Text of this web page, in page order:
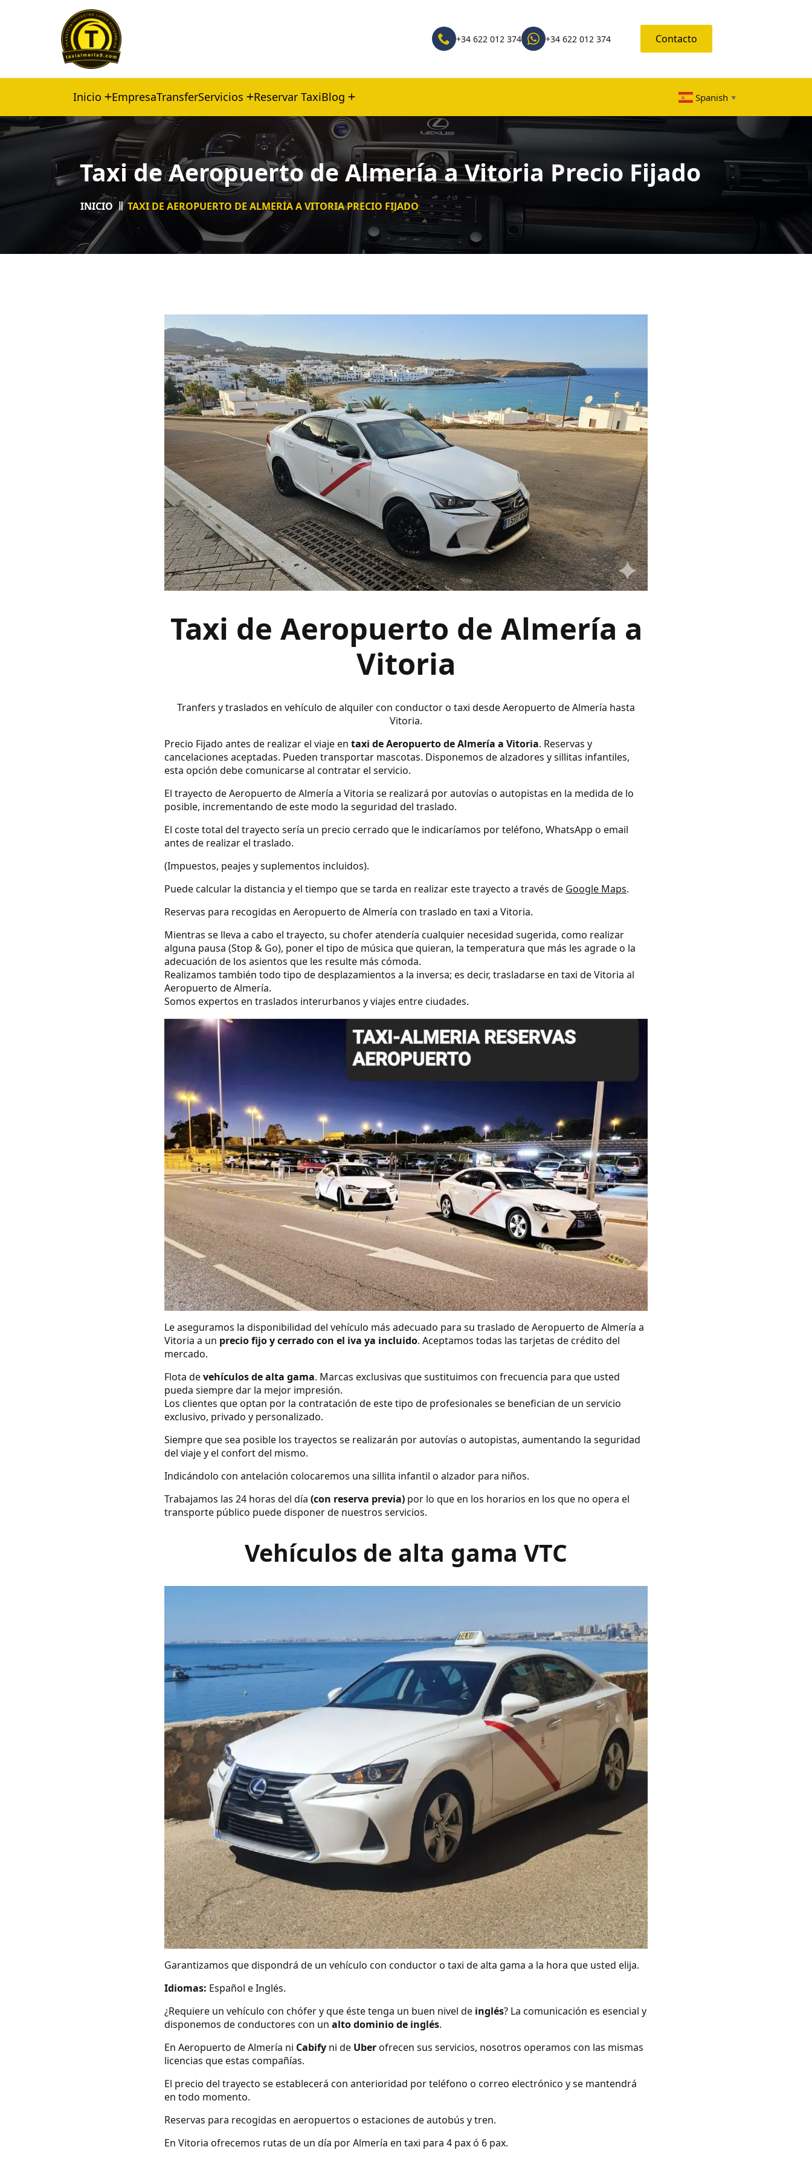
+34 622 012 374 +34 622 012 374 Contacto
Inicio EmpresaTransferServicios Reservar TaxiBlog Spanish ▼
Taxi de Aeropuerto de Almería a Vitoria Precio Fijado
INICIO TAXI DE AEROPUERTO DE ALMERÍA A VITORIA PRECIO FIJADO
Taxi de Aeropuerto de Almería a
Vitoria
Tranfers y traslados en vehículo de alquiler con conductor o taxi desde Aeropuerto de Almería hasta
Vitoria.
Precio Fijado antes de realizar el viaje en taxi de Aeropuerto de Almería a Vitoria. Reservas y
cancelaciones aceptadas. Pueden transportar mascotas. Disponemos de alzadores y sillitas infantiles,
esta opción debe comunicarse al contratar el servicio.
El trayecto de Aeropuerto de Almería a Vitoria se realizará por autovías o autopistas en la medida de lo
posible, incrementando de este modo la seguridad del traslado.
El coste total del trayecto sería un precio cerrado que le indicaríamos por teléfono, WhatsApp o email
antes de realizar el traslado.
(Impuestos, peajes y suplementos incluidos).
Puede calcular la distancia y el tiempo que se tarda en realizar este trayecto a través de Google Maps.
Reservas para recogidas en Aeropuerto de Almería con traslado en taxi a Vitoria.
Mientras se lleva a cabo el trayecto, su chofer atendería cualquier necesidad sugerida, como realizar
alguna pausa (Stop & Go), poner el tipo de música que quieran, la temperatura que más les agrade o la
adecuación de los asientos que les resulte más cómoda.
Realizamos también todo tipo de desplazamientos a la inversa; es decir, trasladarse en taxi de Vitoria al
Aeropuerto de Almería.
Somos expertos en traslados interurbanos y viajes entre ciudades.
Le aseguramos la disponibilidad del vehículo más adecuado para su traslado de Aeropuerto de Almería a
Vitoria a un precio fijo y cerrado con el iva ya incluido. Aceptamos todas las tarjetas de crédito del
mercado.
Flota devehículos de alta gama. Marcas exclusivas que sustituimos con frecuencia para que usted
pueda siempre dar la mejor impresión.
Los clientes que optan por la contratación de este tipo de profesionales se benefician de un servicio
exclusivo, privado y personalizado.
Siempre que sea posible los trayectos se realizarán por autovías o autopistas, aumentando la seguridad
del viaje y el confort del mismo.
Indicándolo con antelación colocaremos una sillita infantil o alzador para niños.
Trabajamos las 24 horas del día (con reserva previa) por lo que en los horarios en los que no opera el
transporte público puede disponer de nuestros servicios.
Vehículos de alta gama VTC
Garantizamos que dispondrá de un vehículo con conductor o taxi de alta gama a la hora que usted elija.
Idiomas: Español e Inglés.
¿Requiere un vehículo con chófer y que éste tenga un buen nivel de inglés? La comunicación es esencial y
disponemos de conductores con un alto dominio de inglés.
En Aeropuerto de Almería ni Cabify ni de Uberofrecen sus servicios, nosotros operamos con las mismas
licencias que estas compañías.
El precio del trayecto se establecerá con anterioridad por teléfono o correo electrónico y se mantendrá
en todo momento.
Reservas para recogidas en aeropuertos o estaciones de autobús y tren.
En Vitoria ofrecemos rutas de un día por Almería en taxi para 4 pax ó 6 pax.